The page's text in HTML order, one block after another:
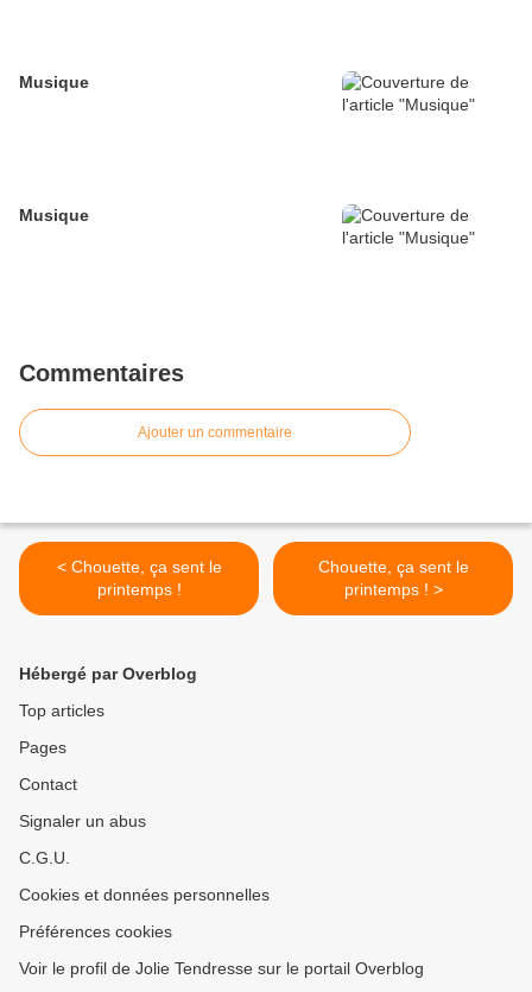
Musique
Musique
Commentaires
Ajouter un commentaire
< Chouette, ça sent le
printemps !
Chouette, ça sent le
printemps ! >
Hébergé par Overblog
Top articles
Pages
Contact
Signaler un abus
C.G.U.
Cookies et données personnelles
Préférences cookies
Voir le profil de Jolie Tendresse sur le portail Overblog